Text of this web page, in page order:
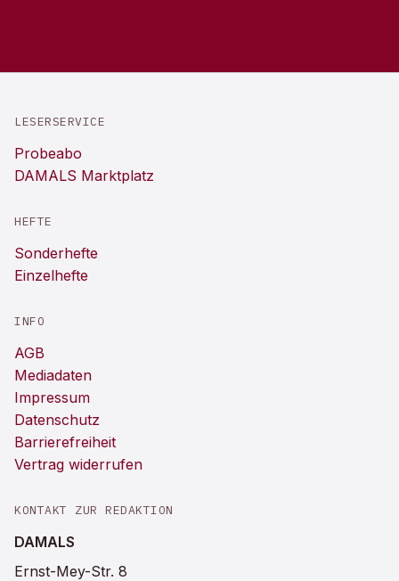
LESERSERVICE
Probeabo
DAMALS Marktplatz
HEFTE
Sonderhefte
Einzelhefte
INFO
AGB
Mediadaten
Impressum
Datenschutz
Barrierefreiheit
Vertrag widerrufen
KONTAKT ZUR REDAKTION
DAMALS
Ernst-Mey-Str. 8